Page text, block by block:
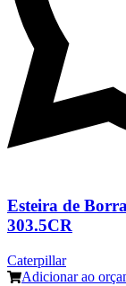
Esteira de
303.5CR
Caterpillar
Adicionar ao